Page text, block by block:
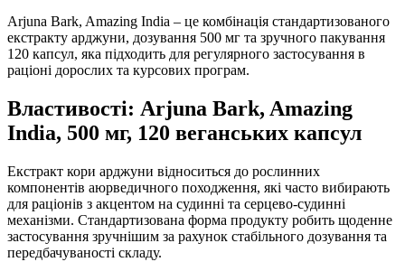
Arjuna Bark, Amazing India – це комбінація стандартизованого
екстракту арджуни, дозування 500 мг та зручного пакування
120 капсул, яка підходить для регулярного застосування в
раціоні дорослих та курсових програм.
Властивості: Arjuna Bark, Amazing
India, 500 мг, 120 веганських капсул
Екстракт кори арджуни відноситься до рослинних
компонентів аюрведичного походження, які часто вибирають
для раціонів з акцентом на судинні та серцево-судинні
механізми. Стандартизована форма продукту робить щоденне
застосування зручнішим за рахунок стабільного дозування та
передбачуваності складу.